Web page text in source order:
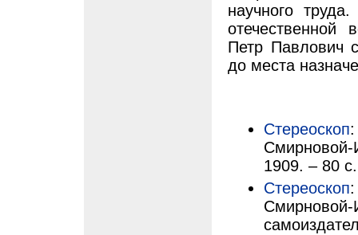
научного
отечественной
Петр Павлович
до места
Стереоскоп
Смирновой-
1909. – 80
Стереоскоп
Смирновой-